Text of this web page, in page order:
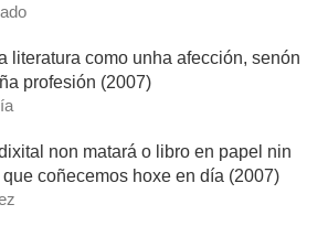
literatura como unha afección, senón
profesión (2007)
non matará o libro en papel nin
coñecemos hoxe en día (2007)